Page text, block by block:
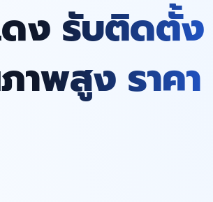
ง รับติดตั้ง
พสูง ราคา